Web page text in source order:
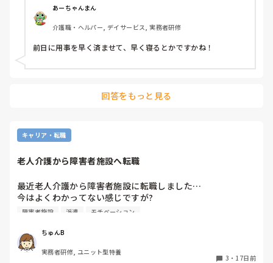
あーちゃんまん
介護職・ヘルパー, デイサービス, 実務者研修
前日に用事を早く済ませて、早く寝るとかですかね！
回答をもっと見る
キャリア・転職
老人介護から障害者施設へ転職
最近老人介護から障害者施設に転職しました…
今はよくわかってない感じですが?
全く別物と思って働いてます
た方
どうですか?
障害者施設 派遣 モチベーション
ちゅんB
実務者研修, ユニット型特養
3 ・ 17日前